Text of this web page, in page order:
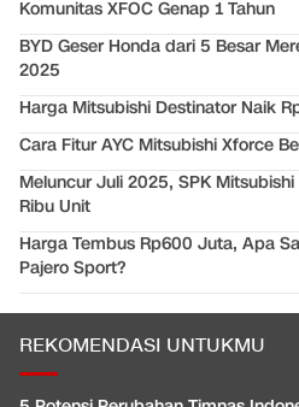
Komunitas XFOC Genap 1 Tahun
BYD Geser Honda dari 5 Besar
2025
Harga Mitsubishi Destinator Naik
Cara Fitur AYC Mitsubishi Xforce
Meluncur Juli 2025, SPK
Ribu Unit
Harga Tembus Rp600 Juta, Apa
Pajero Sport?
REKOMENDASI UNTUKMU